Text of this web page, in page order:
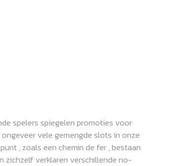
spelers spiegelen promoties voor
vele gemengde slots in onze
, zoals een chemin de fer , bestaan
zichzelf verklaren verschillende no-